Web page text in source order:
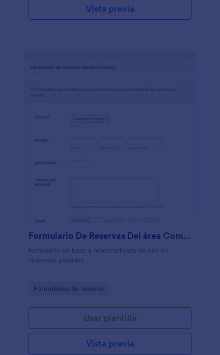
Vista previa
Formulario De Reservas Del área Común
formulario en base a reservaciones de uso en
viviendas privadas
Go to Category:
Formularios de reserva
Usar plantilla
Vista previa